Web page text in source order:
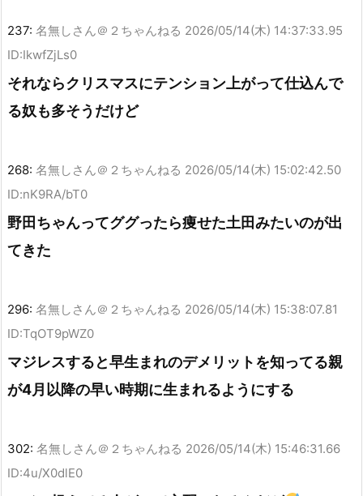
237: 名無しさん＠２ちゃんねる 2026/05/14(木) 14:37:33.95
ID:IkwfZjLs0
それならクリスマスにテンション上がって仕込んで
る奴も多そうだけど
268: 名無しさん＠２ちゃんねる 2026/05/14(木) 15:02:42.50
ID:nK9RA/bT0
野田ちゃんってググったら痩せた土田みたいのが出
てきた
296: 名無しさん＠２ちゃんねる 2026/05/14(木) 15:38:07.81
ID:TqOT9pWZ0
マジレスすると早生まれのデメリットを知ってる親
が4月以降の早い時期に生まれるようにする
302: 名無しさん＠２ちゃんねる 2026/05/14(木) 15:46:31.66
ID:4u/X0dlE0